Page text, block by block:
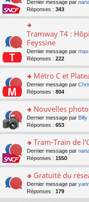
nt
u
s
ré
c
e
nt
n
pl
u
s
ré
c
e
a
g
e
n
o
n
lu
le
pl
u
s
ré
c
m
e
s
s
g
e
n
lu
le
pl
u
s
ré
c
s
er
le
m
e
s
s
a
g
e
n
o
n
lu
le
pl
u
ré
c
e
nt
Dernier message par
Réponses : 343
o
n
ult
er
le
m
e
s
s
a
g
e
n
o
n
lu
le
pl
s
ré
c
Tramway T4 :
Feyssine
Dernier message par
Réponses : 222
o
n
s
ult
er
le
m
e
s
s
a
g
n
o
n
Métro C et
Dernier message par
Réponses : 804
o
n
s
ult
er
le
m
e
s
s
a
g
Nouvelles
Dernier message par Billy
Réponses : 653
o
n
s
ult
er
le
m
Tram-Train de
Dernier message par
Réponses : 1550
o
n
s
Gratuité du
Dernier message par
Réponses : 179